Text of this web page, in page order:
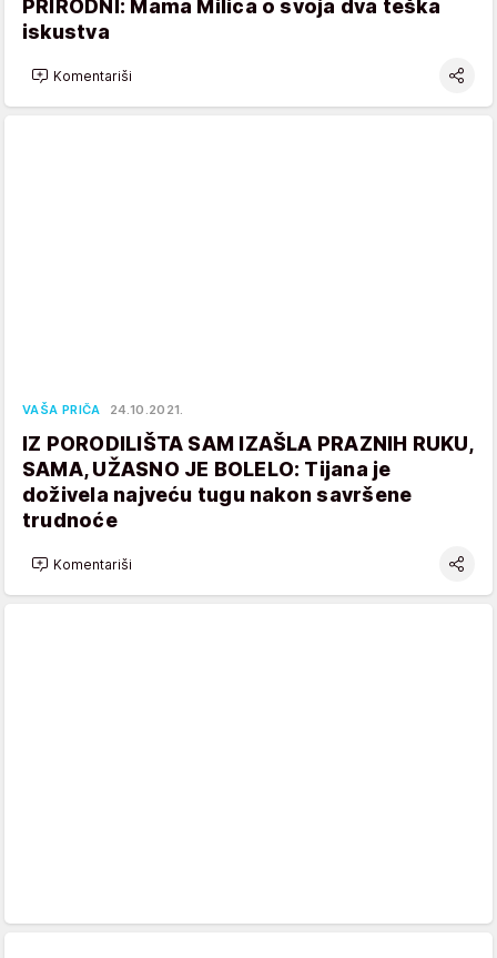
PRIRODNI: Mama Milica o svoja dva teška
iskustva
Komentariši
VAŠA PRIČA 24.10.2021.
IZ PORODILIŠTA SAM IZAŠLA PRAZNIH RUKU,
SAMA, UŽASNO JE BOLELO: Tijana je
doživela najveću tugu nakon savršene
trudnoće
Komentariši